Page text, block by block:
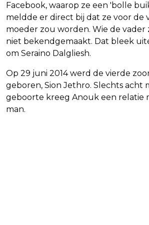
Facebook, waarop ze een 'bolle
meldde er direct bij dat ze voor de
moeder zou worden. Wie de vader
niet bekendgemaakt. Dat bleek
om Seraino Dalgliesh.
Op 29 juni 2014 werd de vierde
geboren, Sion Jethro. Slechts acht
geboorte kreeg Anouk een relatie
man.